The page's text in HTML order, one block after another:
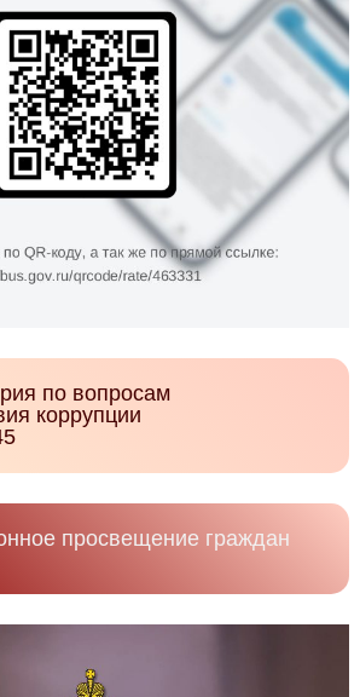
по вопросам
коррупции
просвещение граждан